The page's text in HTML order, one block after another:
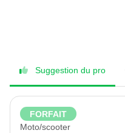
Suggestion du pro
FORFAIT
Moto/scooter